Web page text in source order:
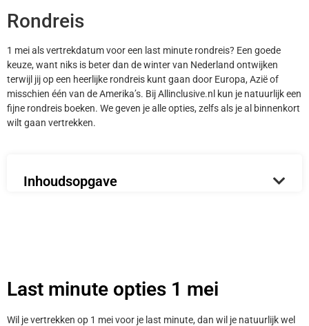
Rondreis
1 mei als vertrekdatum voor een last minute rondreis? Een goede
keuze, want niks is beter dan de winter van Nederland ontwijken
terwijl jij op een heerlijke rondreis kunt gaan door Europa, Azië of
misschien één van de Amerika’s. Bij Allinclusive.nl kun je natuurlijk een
fijne rondreis boeken. We geven je alle opties, zelfs als je al binnenkort
wilt gaan vertrekken.
Inhoudsopgave
Last minute opties 1 mei
Wil je vertrekken op 1 mei voor je last minute, dan wil je natuurlijk wel